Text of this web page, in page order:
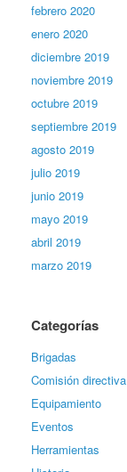
febrero 2020
enero 2020
diciembre 2019
noviembre 2019
octubre 2019
septiembre 2019
agosto 2019
julio 2019
junio 2019
mayo 2019
abril 2019
marzo 2019
Categorías
Brigadas
Comisión directiva
Equipamiento
Eventos
Herramientas